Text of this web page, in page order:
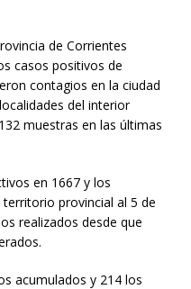
de Corrientes
casos positivos de
contagios en la ciudad
del interior
muestras en las últimas
en 1667 y los
provincial al 5 de
realizados desde que
acumulados y 214 los